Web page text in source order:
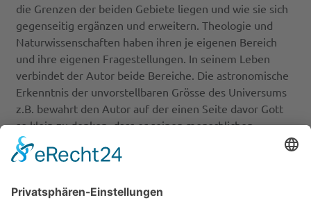
die Grenzen der beiden Gebiete liegen und wie sie sich
gegenseitig ergänzen und erweitern. Theologie und
Naturwissenschaften haben ihren je eigenen Bereich
und ihre eigenen Fragestellungen. In seinem Leben
verbindet der Autor beide Bereiche. Die astronomische
Erkenntnis der unvorstellbaren Grösse des Universums
z.B. bewahrt den Autor auf der einen Seite davor Gott
so klein zu denken, dass er seinen menschlichen
Vorstellungen entspricht. Auf der anderen Seite liefert
die Astronomie keine Antworten auf grundsätzliche
tragen wir Verantwortung für unsere Erde und